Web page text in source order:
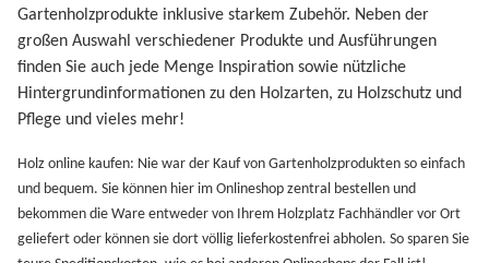
Gartenholzprodukte inklusive starkem Zubehör. Neben der
großen Auswahl verschiedener Produkte und Ausführungen
finden Sie auch jede Menge Inspiration sowie nützliche
Hintergrundinformationen zu den Holzarten, zu Holzschutz und
Pflege und vieles mehr!
Holz online kaufen: Nie war der Kauf von Gartenholzprodukten so einfach
und bequem. Sie können hier im Onlineshop zentral bestellen und
bekommen die Ware entweder von Ihrem Holzplatz Fachhändler vor Ort
geliefert oder können sie dort völlig lieferkostenfrei abholen. So sparen Sie